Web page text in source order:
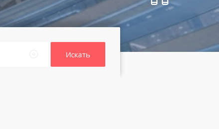
Искать